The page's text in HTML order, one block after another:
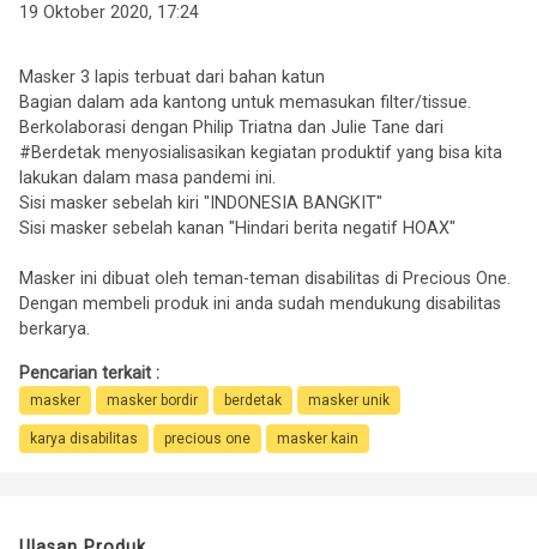
19 Oktober 2020, 17:24
Masker 3 lapis terbuat dari bahan katun
Bagian dalam ada kantong untuk memasukan filter/tissue.
Berkolaborasi dengan Philip Triatna dan Julie Tane dari
#Berdetak menyosialisasikan kegiatan produktif yang bisa kita
lakukan dalam masa pandemi ini.
Sisi masker sebelah kiri "INDONESIA BANGKIT"
Sisi masker sebelah kanan "Hindari berita negatif HOAX"
Masker ini dibuat oleh teman-teman disabilitas di Precious One.
Dengan membeli produk ini anda sudah mendukung disabilitas
berkarya.
Pencarian terkait :
masker masker bordir berdetak masker unik
karya disabilitas precious one masker kain